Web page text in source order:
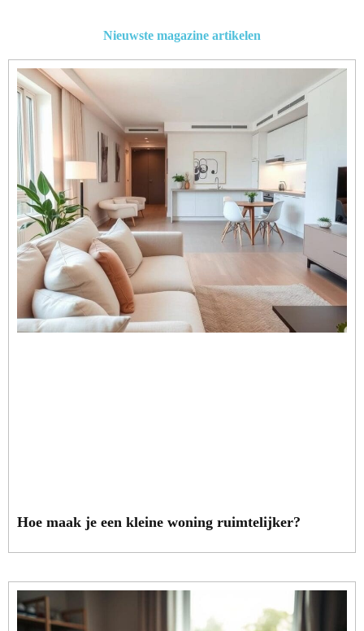
Nieuwste magazine artikelen
Hoe maak je een kleine woning ruimtelijker?